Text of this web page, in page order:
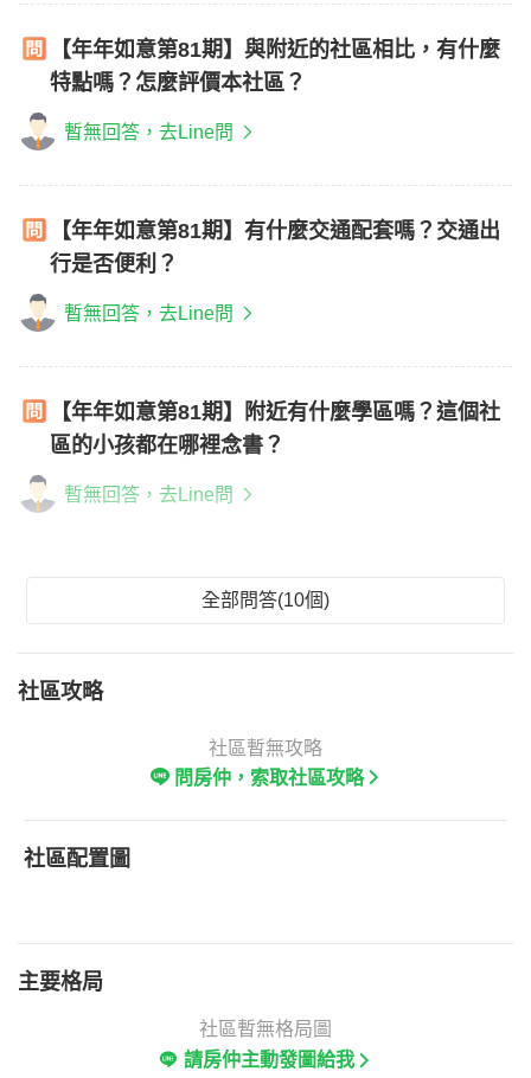
【年年如意第81期】與附近的社區相比，有什麼
特點嗎？怎麼評價本社區？
暫無回答，去Line問
【年年如意第81期】有什麼交通配套嗎？交通出
行是否便利？
暫無回答，去Line問
【年年如意第81期】附近有什麼學區嗎？這個社
區的小孩都在哪裡念書？
暫無回答，去Line問
全部問答(10個)
社區攻略
社區暫無攻略
問房仲，索取社區攻略
社區配置圖
主要格局
社區暫無格局圖
請房仲主動發圖給我